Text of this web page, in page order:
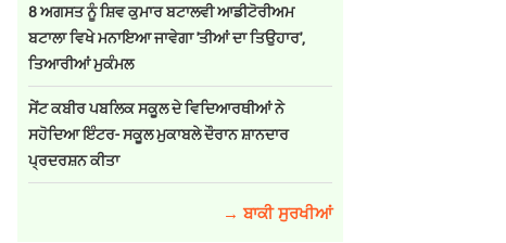
8 ਅਗਸਤ ਨੂੰ ਸ਼ਿਵ ਕੁਮਾਰ ਬਟਾਲਵੀ ਆਡੀਟੋਰੀਅਮ
ਬਟਾਲਾ ਵਿਖੇ ਮਨਾਇਆ ਜਾਵੇਗਾ 'ਤੀਆਂ ਦਾ ਤਿਉਹਾਰ',
ਤਿਆਰੀਆਂ ਮੁਕੰਮਲ
ਸੇਂਟ ਕਬੀਰ ਪਬਲਿਕ ਸਕੂਲ ਦੇ ਵਿਦਿਆਰਥੀਆਂ ਨੇ
ਸਹੋਦਿਆ ਇੰਟਰ- ਸਕੂਲ ਮੁਕਾਬਲੇ ਦੌਰਾਨ ਸ਼ਾਨਦਾਰ
ਪ੍ਰਦਰਸ਼ਨ ਕੀਤਾ
→ ਬਾਕੀ ਸੁਰਖੀਆਂ